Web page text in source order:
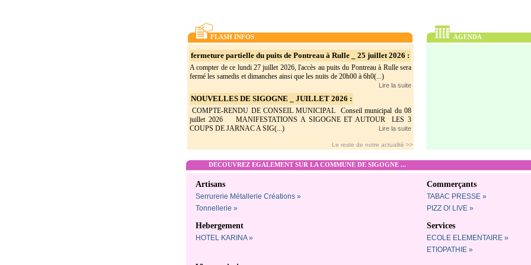
FLASH INFOS AGENDA
fermeture partielle du puits de Pontreau à Rulle _ 25 juillet 2026 :
A compter de ce lundi 27 juillet 2026, l'accès au puits du Pontreau à Rulle sera
fermé les samedis et dimanches ainsi que les nuits de 20h00 à 6h0(...)
Lire la suite
NOUVELLES DE SIGOGNE _ JUILLET 2026 :
COMPTE-RENDU DE CONSEIL MUNICIPAL Conseil municipal du 08
juillet 2026 MANIFESTATIONS A SIGOGNE ET AUTOUR LES 3
COUPS DE JARNAC A SIG(...)
Lire la suite
Le reste de notre actualité >>
DECOUVREZ EGALEMENT SUR LA COMMUNE DE SIGOGNE ...
Artisans
Serrurerie Métallerie Créations »
Tonnellerie »
Commerçants
TABAC PRESSE »
PIZZ O! LIVE »
Hebergement
HOTEL KARINA »
Services
ECOLE ELEMENTAIRE »
ETIOPATHIE »